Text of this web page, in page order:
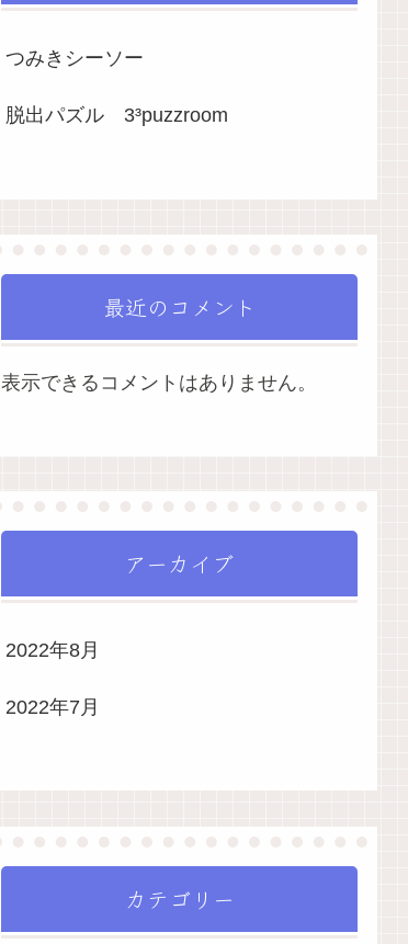
つみきシーソー
脱出パズル 3³puzzroom
最近のコメント
表示できるコメントはありません。
アーカイブ
2022年8月
2022年7月
カテゴリー